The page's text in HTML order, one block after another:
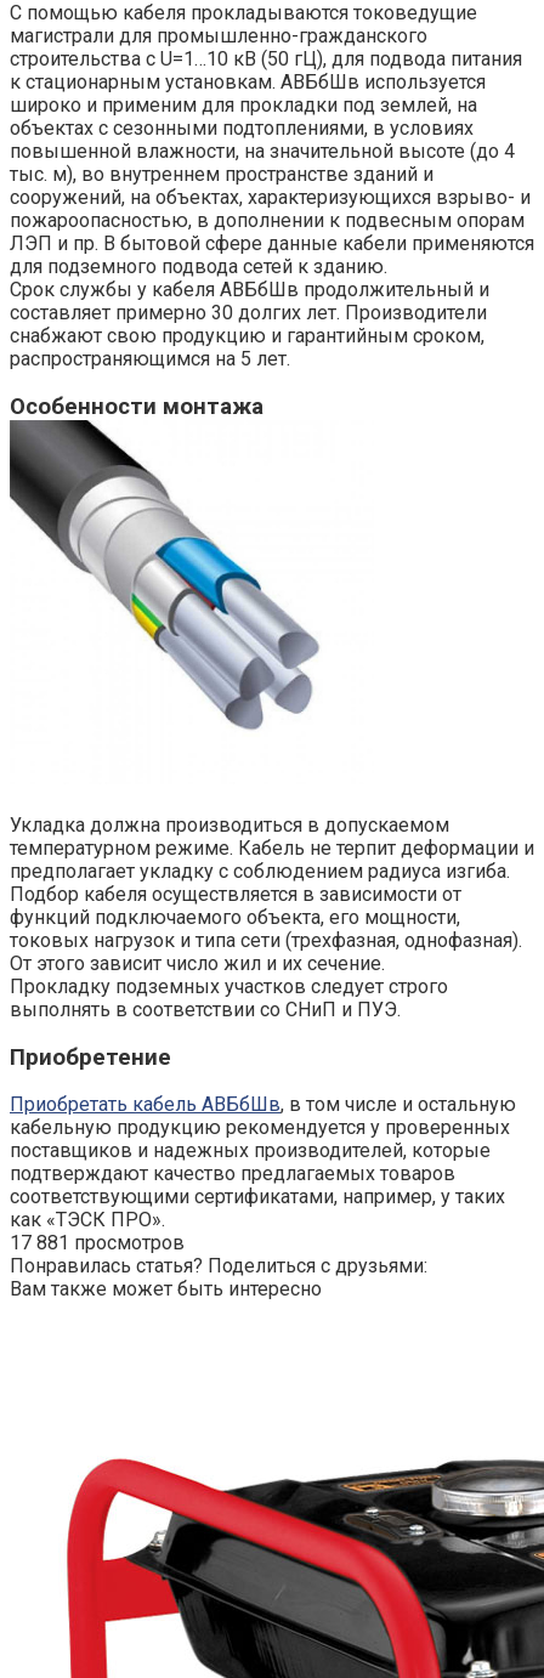
С помощью кабеля прокладываются токоведущие
магистрали для промышленно-гражданского
строительства с U=1…10 кВ (50 гЦ), для подвода питания
к стационарным установкам. АВБбШв используется
широко и применим для прокладки под землей, на
объектах с сезонными подтоплениями, в условиях
повышенной влажности, на значительной высоте (до 4
тыс. м), во внутреннем пространстве зданий и
сооружений, на объектах, характеризующихся взрыво- и
пожароопасностью, в дополнении к подвесным опорам
ЛЭП и пр. В бытовой сфере данные кабели применяются
для подземного подвода сетей к зданию.
Срок службы у кабеля АВБбШв продолжительный и
составляет примерно 30 долгих лет. Производители
снабжают свою продукцию и гарантийным сроком,
распространяющимся на 5 лет.
Особенности монтажа
Укладка должна производиться в допускаемом
температурном режиме. Кабель не терпит деформации и
предполагает укладку с соблюдением радиуса изгиба.
Подбор кабеля осуществляется в зависимости от
функций подключаемого объекта, его мощности,
токовых нагрузок и типа сети (трехфазная, однофазная).
От этого зависит число жил и их сечение.
Прокладку подземных участков следует строго
выполнять в соответствии со СНиП и ПУЭ.
Приобретение
Приобретать кабель АВБбШв, в том числе и остальную
кабельную продукцию рекомендуется у проверенных
поставщиков и надежных производителей, которые
подтверждают качество предлагаемых товаров
соответствующими сертификатами, например, у таких
как «ТЭСК ПРО».
17 881 просмотров
Понравилась статья? Поделиться с друзьями:
Вам также может быть интересно